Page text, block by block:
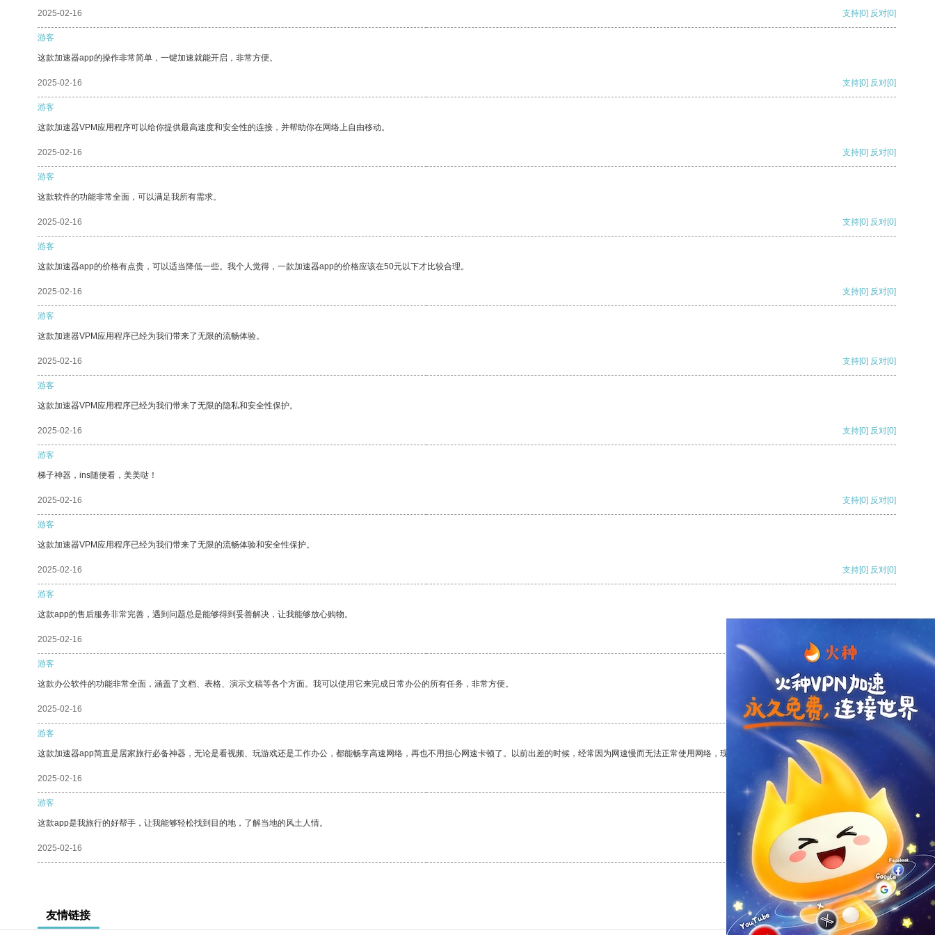
2025-02-16 支持[0] 反对[0]
游客
这款加速器app的操作非常简单，一键加速就能开启，非常方便。
2025-02-16 支持[0] 反对[0]
游客
这款加速器VPM应用程序可以给你提供最高速度和安全性的连接，并帮助你在网络上自由移动。
2025-02-16 支持[0] 反对[0]
游客
这款软件的功能非常全面，可以满足我所有需求。
2025-02-16 支持[0] 反对[0]
游客
这款加速器app的价格有点贵，可以适当降低一些。我个人觉得，一款加速器app的价格应该在50元以下才比较合理。
2025-02-16 支持[0] 反对[0]
游客
这款加速器VPM应用程序已经为我们带来了无限的流畅体验。
2025-02-16 支持[0] 反对[0]
游客
这款加速器VPM应用程序已经为我们带来了无限的隐私和安全性保护。
2025-02-16 支持[0] 反对[0]
游客
梯子神器，ins随便看，美美哒！
2025-02-16 支持[0] 反对[0]
游客
这款加速器VPM应用程序已经为我们带来了无限的流畅体验和安全性保护。
2025-02-16 支持[0] 反对[0]
游客
这款app的售后服务非常完善，遇到问题总是能够得到妥善解决，让我能够放心购物。
2025-02-16
游客
这款办公软件的功能非常全面，涵盖了文档、表格、演示文稿等各个方面。我可以使用它来完成日常办公的所有任务，非常方便。
2025-02-16 支持 [0] 反对[0]
游客
这款加速器app简直是居家旅行必备神器，无论是看视频、玩游戏还是工作办公，都能畅享高速网络，再也不用担心网速卡顿了。以前出差的时候，经常因为网速慢而无法正常使用网络，现在有了这个app，我再也不用担心了。
2025-02-16 支持[0] 反对
游客
这款app是我旅行的好帮手，让我能够轻松找到目的地，了解当地的风土人情。
2025-02-16 支持[0] 反对[0]
友情链接